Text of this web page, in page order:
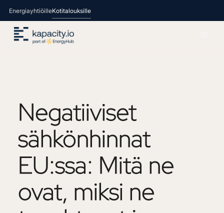
EnergiayhtiöilleKotitalouksille
Negatiiviset
sähkönhinnat
EU:ssa: Mitä ne
ovat, miksi ne